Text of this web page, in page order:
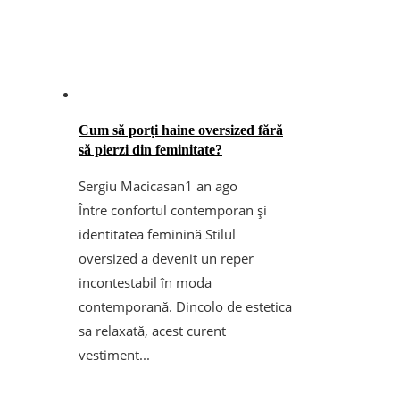
Cum să porți haine oversized fără
să pierzi din feminitate?
Sergiu Macicasan1 an ago
Între confortul contemporan și
identitatea feminină Stilul
oversized a devenit un reper
incontestabil în moda
contemporană. Dincolo de estetica
sa relaxată, acest curent
vestiment...